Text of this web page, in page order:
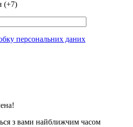
(+7)
персональних даних
з вами найближчим часом